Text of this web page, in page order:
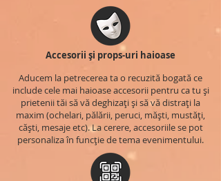
Accesorii și props-uri haioase
Aducem la petrecerea ta o recuzită bogată ce
include cele mai haioase accesorii pentru ca tu și
prietenii tăi să vă deghizați și să vă distrați la
maxim (ochelari, pălării, peruci, măști, mustăți,
căști, mesaje etc). La cerere, accesoriile se pot
personaliza în funcție de tema evenimentului.